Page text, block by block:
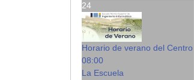
24
Horario de verano del Centro
08:00
La Escuela